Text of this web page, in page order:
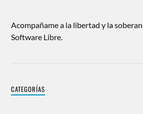
Acompañame a la libertad y la
Software Libre.
CATEGORÍAS